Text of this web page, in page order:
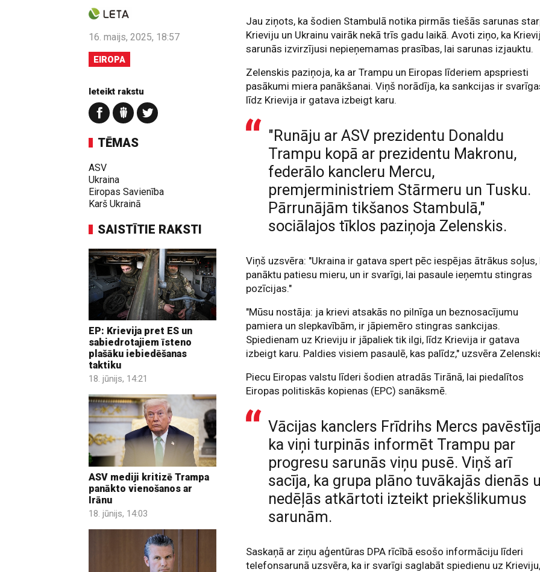
16. maijs, 2025, 18:57
EIROPA
Ieteikt rakstu
TĒMAS
ASV
Ukraina
Eiropas Savienība
Karš Ukrainā
SAISTĪTIE RAKSTI
EP: Krievija pret ES un
sabiedrotajiem īsteno
plašāku iebiedēšanas
taktiku
18. jūnijs, 14:21
ASV mediji kritizē Trampa
panākto vienošanos ar
Irānu
18. jūnijs, 14:03
Jau ziņots, ka šodien Stambulā notika pirmās tiešās sarunas
Krieviju un Ukrainu vairāk nekā trīs gadu laikā. Avoti ziņo, ka
sarunās izvirzījusi nepieņemamas prasības, lai sarunas izjauktu.
Zelenskis paziņoja, ka ar Trampu un Eiropas līderiem apspriesti
pasākumi miera panākšanai. Viņš norādīja, ka sankcijas ir
līdz Krievija ir gatava izbeigt karu.
"Runāju ar ASV prezidentu Donaldu
Trampu kopā ar prezidentu Makronu,
federālo kancleru Mercu,
premjerministriem Stārmeru un Tusku.
Pārrunājām tikšanos Stambulā,"
sociālajos tīklos paziņoja Zelenskis.
Viņš uzsvēra: "Ukraina ir gatava spert pēc iespējas ātrākus soļus,
panāktu patiesu mieru, un ir svarīgi, lai pasaule ieņemtu stingras
pozīcijas."
"Mūsu nostāja: ja krievi atsakās no pilnīga un beznosacījumu
pamiera un slepkavībām, ir jāpiemēro stingras sankcijas.
Spiedienam uz Krieviju ir jāpaliek tik ilgi, līdz Krievija ir gatava
izbeigt karu. Paldies visiem pasaulē, kas palīdz," uzsvēra
Piecu Eiropas valstu līderi šodien atradās Tirānā, lai piedalītos
Eiropas politiskās kopienas (EPC) sanāksmē.
Vācijas kanclers Frīdrihs Mercs
ka viņi turpinās informēt Trampu par
progresu sarunās viņu pusē. Viņš arī
sacīja, ka grupa plāno tuvākajās dienās
nedēļās atkārtoti izteikt priekšlikumus
sarunām.
Saskaņā ar ziņu aģentūras DPA rīcībā esošo informāciju līderi
telefonsarunā uzsvēra, ka ir svarīgi saglabāt spiedienu uz Krieviju,